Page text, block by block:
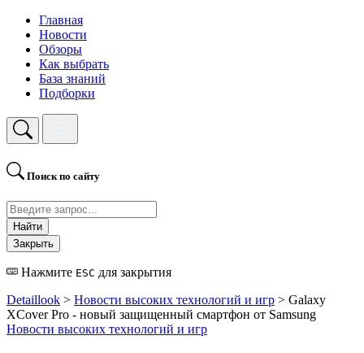
Главная
Новости
Обзоры
Как выбрать
База знаний
Подборки
Поиск по сайту
Найти
Закрыть
Нажмите ESC для закрытия
Detaillook > Новости высоких технологий и игр > Galaxy
XCover Pro - новый защищенный смартфон от Samsung
Новости высоких технологий и игр